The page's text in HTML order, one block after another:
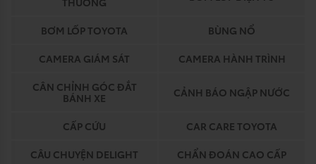
BƠM LỐP TOYOTA
BÙNG NỔ
CAMERA GIÁM SÁT
CAMERA HÀNH TRÌNH
CÂN CHỈNH GÓC ĐẮT
BÁNH XE
CẢNH BÁO NGẬP NƯỚC
CẤP CỨU
CAR CARE TOYOTA
CÂU CHUYỆN DELIGHT
CHẨN ĐOÁN CAO CẤP